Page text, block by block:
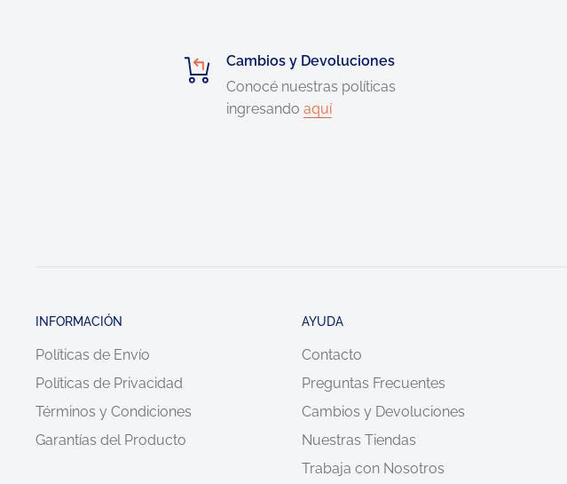
Cambios y Devoluciones
Conocé nuestras políticas
ingresando aquí
INFORMACIÓN
Políticas de Envío
Políticas de Privacidad
Términos y Condiciones
Garantías del Producto
AYUDA
Contacto
Preguntas Frecuentes
Cambios y Devoluciones
Nuestras Tiendas
Trabaja con Nosotros